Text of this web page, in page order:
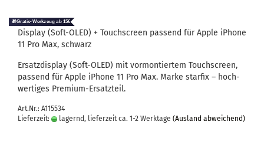
Dis­play (Soft-​OLED) + Touch­screen pas­send für Apple iPho­ne
11 Pro Max, schwarz
Er­satz­dis­play (Soft-​OLED) mit vor­mon­tier­tem Touch­screen,
pas­send für Apple iPho­ne 11 Pro Max. Marke star­fix – hoch­
wer­ti­ges Premium-​Ersatzteil.
Art.Nr.: A115534
Lieferzeit:
lagernd, lieferzeit ca. 1-2 Werktage (Ausland abweichend)